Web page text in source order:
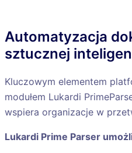
Automatyzacja
sztucznej
Kluczowym elementem
modułem Lukardi
wspiera organizacje w
Lukardi Prime Parser